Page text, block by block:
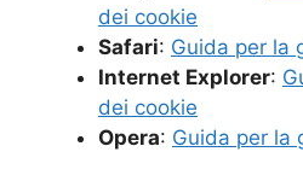
dei cookie
Safari: Guida per la
Internet Explorer:
dei cookie
Opera: Guida per la